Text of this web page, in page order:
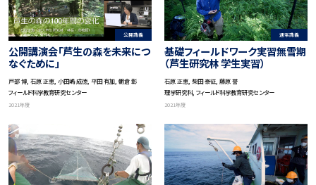
公開講義
公開講演会「芦生の森を未来につ
なぐために」
戸部 博, 石原 正恵, 小田嶋 成徳, 平田 有加, 朝倉 彰
フィールド科学教育研究センター
2021年度
通常講義
基礎フィールドワーク実習無雪期
（芦生研究林 学生実習）
石原 正恵, 柴田 泰征, 藤原 誉
理学研究科, フィールド科学教育研究センター
2021年度